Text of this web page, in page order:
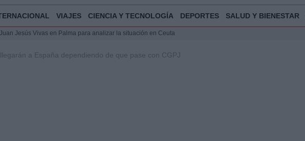
VIAJES CIENCIA Y TECNOLOGÍA DEPORTES SALUD Y BIENESTAR
Jesús Vivas en Palma para analizar la situación en Ceuta
y humanitario en Ceuta tras la llegada masiva de migrantes
a España dependiendo de que pase con CGPJ